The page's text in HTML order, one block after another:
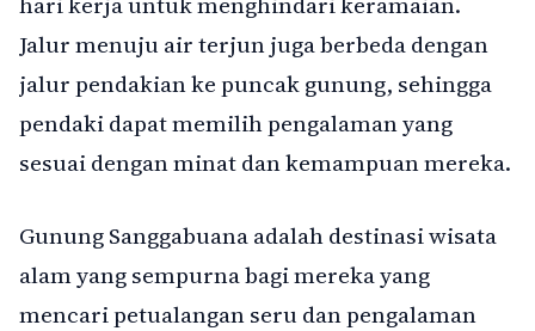
Jalur menuju air terjun juga berbeda dengan
jalur pendakian ke puncak gunung, sehingga
pendaki dapat memilih pengalaman yang
sesuai dengan minat dan kemampuan mereka.
Gunung Sanggabuana adalah destinasi wisata
alam yang sempurna bagi mereka yang
mencari petualangan seru dan pengalaman